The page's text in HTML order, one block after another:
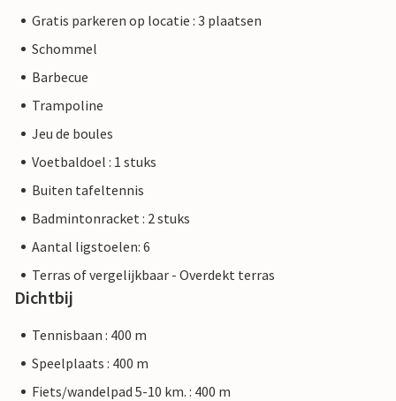
Gratis parkeren op locatie : 3 plaatsen
Schommel
Barbecue
Trampoline
Jeu de boules
Voetbaldoel : 1 stuks
Buiten tafeltennis
Badmintonracket : 2 stuks
Aantal ligstoelen: 6
Terras of vergelijkbaar - Overdekt terras
Dichtbij
Tennisbaan : 400 m
Speelplaats : 400 m
Fiets/wandelpad 5-10 km. : 400 m